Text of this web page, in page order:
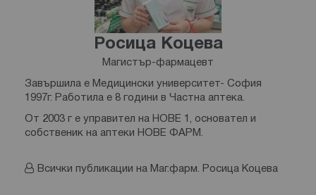
Росица Коцева
Магистър-фармацевт
Завършила е Медицински университет- София
1997г. Работила е 8 години в Частна аптека.
От 2003 г е управител на НОВЕ 1, основател и
собственик на аптеки НОВЕ ФАРМ.
Всички публикации на Маг.фарм. Росица Коцева